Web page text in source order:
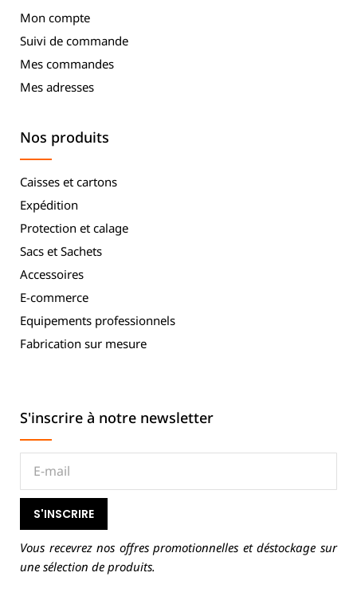
Mon compte
Suivi de commande
Mes commandes
Mes adresses
Nos produits
Caisses et cartons
Expédition
Protection et calage
Sacs et Sachets
Accessoires
E-commerce
Equipements professionnels
Fabrication sur mesure
S'inscrire à notre newsletter
S'INSCRIRE
Vous recevrez nos offres promotionnelles et déstockage sur
une sélection de produits.